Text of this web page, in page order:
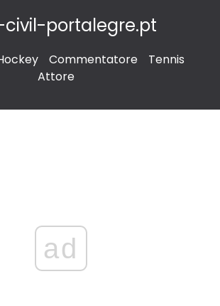
portalegre.pt
Commentatore
Tennis
Attore
ad